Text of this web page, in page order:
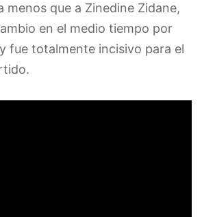
menos que a Zinedine Zidane,
en el medio tiempo por
fue totalmente incisivo para el